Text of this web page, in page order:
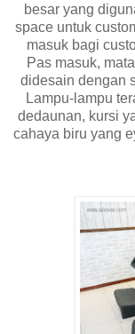
besar yang
space untuk
masuk bagi
Pas masuk,
didesain dengan
Lampu-lampu
dedaunan, kursi
cahaya biru yang